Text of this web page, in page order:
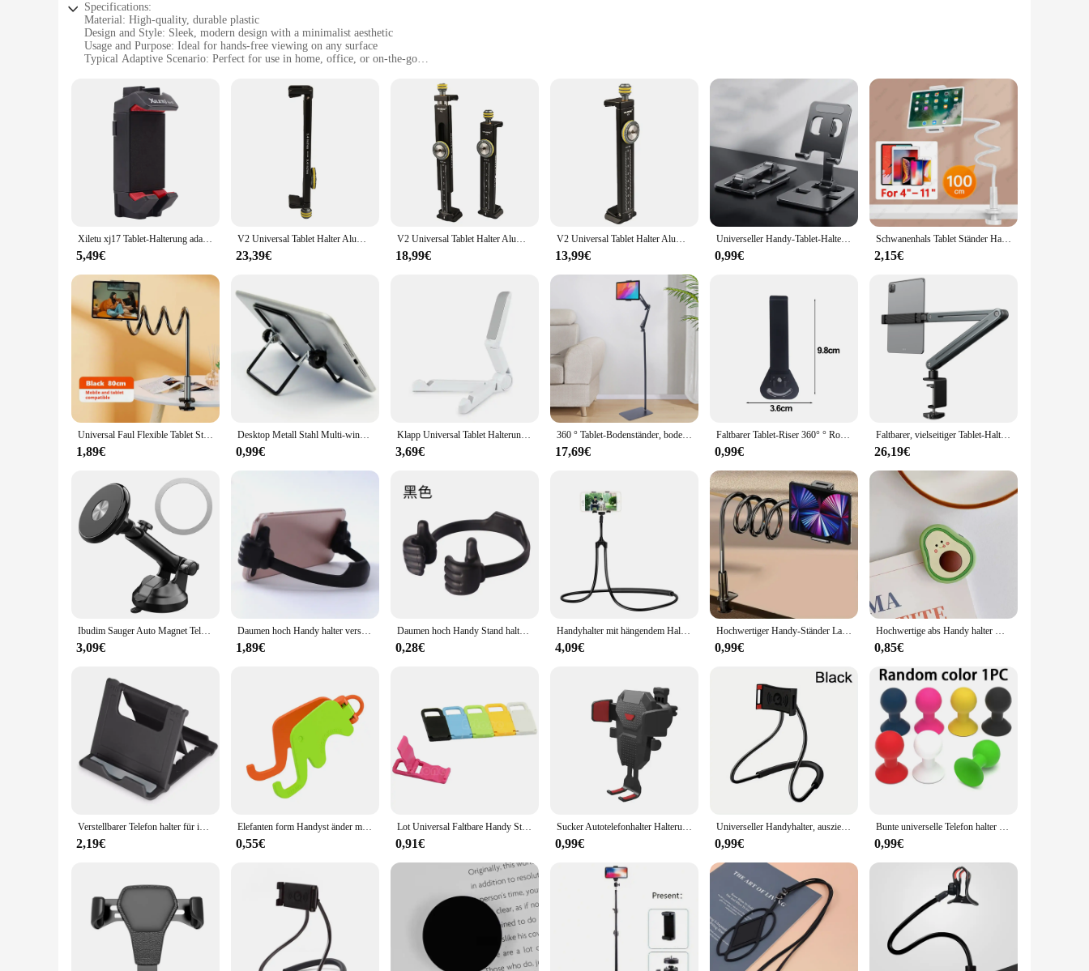
Specifications:
Material: High-quality, durable plastic
Design and Style: Sleek, modern design with a minimalist aesthetic
Usage and Purpose: Ideal for hands-free viewing on any surface
Typical Adaptive Scenario: Perfect for use in home, office, or on-the-go
Performance and Property: Secure grip ensures your device stays in place
Features:
**Versatile and Convenient**
The phoneholder any surface Tablet Steht is a versatile accessory designed to enhance your mobile experience. Its sleek design and modern aesthetic make it a stylish addition to any workspace or
personal environment. Whether you're using it at home, in the office, or on the go, this phoneholder ensures that your device is always within easy reach and viewing distance. Its compact size and
lightweight build make it easy to carry, so you can have it with you wherever you need it.
**Secure and Reliable**
Safety and reliability are at the forefront of this phoneholder's design. The high-quality plastic material provides a sturdy base that securely holds your device, ensuring it stays in place on any surface.
The robust grip technology prevents slips and falls, giving you peace of mind while using your device. Whether you're browsing the internet, watching videos, or engaging in video calls, this
**Optimized for Wholesale and Vendors**
The phoneholder's versatility and ease of use make it a popular choice for customers looking for a reliable accessory for their devices. With its competitive pricing and wholesale availability, this
phoneholder is a smart addition to any vendor's product lineup.
Xiletu xj17 Tablet-Halterung adapter für iPad Pro Mini Air 1 2 3 4 Microsoft Surface Live-Vorlesung Tablet-Stativ adapter
5,49€
V2 Universal Tablet Halter Aluminium Stativ Halterung für iPad Oberfläche Pro
23,39€
V2 Universal Tablet Halter Aluminium Stativ Halterung für iPad Surface Pro
18,99€
V2 Universal Tablet Halter Aluminium Stativ Halterung für iPad Surface Pro
13,99€
Universeller Handy-Tablet-Halter aus Aluminiumlegierung für iPad, verstellbar, flexibel, zusammenklappbar, Lazy Desktop Live Handy-Ständer
0,99€
Schwanenhals Tablet Ständer Halter Für Bett Schreibtisch Telefon Halter Flexible Lange Arm Klemme Tablet Halterung Für iPad Samsung Xiaomi 4,7-11 zoll
2,15€
Universal Faul Flexible Tablet Ständer Schreibtisch Clip Rotierenden Langen Arme Schwanenhals Klemme Halterung für Handy Halter Bett Schreibtisch Ipad
1,89€
Desktop Metall Stahl Multi-winkel Nicht-slip Tragbare Faltbare Verstellbaren Ständer Halter Tablet Ständer Halter
0,99€
Klapp Universal Tablet Halterung Ständer Halter Verstellbare Desktop Halterung Ständer Stativ Tisch Schreibtisch Unterstützung für IPhone IPad Mini Air
3,69€
360 ° Tablet-Bodenständer, bodenstehend, Handyhalter, Stativständer, drehbare Halterung, höhenverstellbar
17,69€
Faltbarer Tablet-Riser 360° ° Rotierenden Tablet Ständer Halter Desktop Anti Slip Handy Zurück Aufkleber Selbst-klebe Metall Halterung
0,99€
Faltbarer, vielseitiger Tablet-Halter, verstellbar, 360° verstellbar ° Rotation Tablet Ständer Aluminiumlegierung Cantilever Lazy Handyhalter
26,19€
Ibudim Sauger Auto Magnet Telefon halter magnetisches Auto Armaturen brett Windschutz scheibe Handy Handy Ständer kompatibel mit magsafe iPhone 15
3,09€
Daumen hoch Handy halter verstellbarer Kunststoff-Telefonst änder Multi Farben tragbarer Desktop-Ständer für iPhone Xiaomi Samsung Halter
1,89€
Daumen hoch Handy Stand halter Tablet Wiege für Schreibtisch Desktop Smartphone Handy Handy Tablets einstellbar flexibel
0,28€
Handyhalter mit hängendem Hals, Lazy Handyhalterung, Zubehör, verstellbarer 360-Grad-Handyhalter, Ständer für iPhone
4,09€
Hochwertiger Handy-Ständer Lazy Night Ipad Tablet-Halter Desktop Cantilever Support Bracket Live-Streaming-Zubehör
0,99€
Hochwertige abs Handy halter Universal Cartoon Telefon Zubehör faltbare Handy halter Ständer
0,85€
Verstellbarer Telefon halter für iPhone 14 iPad Samsung Xiaomi Huawei Multi-Angle-Desktop-Halter Klappbarer Universal-Handy-Ständer
2,19€
Elefanten form Handyst änder mit Schlüssel bund tragbaren Handy halter Cartoon kreative Handy halterung Schlüssel ring Geschenk
0,55€
Lot Universal Faltbare Handy Ständer Halter Für telefon 5/4 für HTC Mini
0,91€
Sucker Autotelefonhalter Halterung Ständer GPS Telefon Mobile Handyunterstützung für iPhone 13 12 11 Pro Xiaomi Huawei Samsung
0,99€
Universeller Handyhalter, ausziehbarer, um den Hals hängender Selfie-Stick-Rack, verstellbar, 360° ° Freier drehbarer Halterung
0,99€
Bunte universelle Telefon halter Stander Ein beins tativ Handy Silikon Gummi Octopus Sucker Ball Stand halter Handy Stand
0,99€